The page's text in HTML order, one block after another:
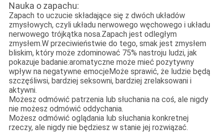
Nauka o zapachu:
Zapach to uczucie składające się z dwóch układów
zmysłowych, czyli układu nerwowego węchowego i układu
nerwowego trójkątka nosa.Zapach jest odległym
zmysłem.W przeciwieństwie do tego, smak jest zmysłem
bliskim, który może zdominować 75% nastroju ludzi, jak
pokazuje badanie:aromatyczne może mieć pozytywny
wpływ na negatywne emocjeMoże sprawić, że ludzie będą
szczęśliwsi, bardziej seksowni, bardziej zrelaksowani i
aktywni.
Możesz odmówić patrzenia lub słuchania na coś, ale nigdy
nie możesz odmówić oddychania.
Możesz odmówić oglądania lub słuchania konkretnej
rzeczy, ale nigdy nie będziesz w stanie jej rozwiązać.